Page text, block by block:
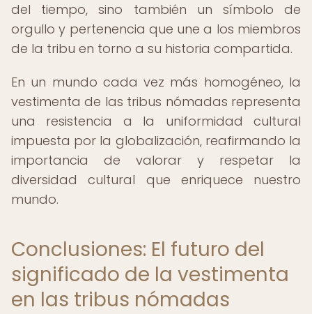
del tiempo, sino también un símbolo de
orgullo y pertenencia que une a los miembros
de la tribu en torno a su historia compartida.
En un mundo cada vez más homogéneo, la
vestimenta de las tribus nómadas representa
una resistencia a la uniformidad cultural
impuesta por la globalización, reafirmando la
importancia de valorar y respetar la
diversidad cultural que enriquece nuestro
mundo.
Conclusiones: El futuro del
significado de la vestimenta
en las tribus nómadas